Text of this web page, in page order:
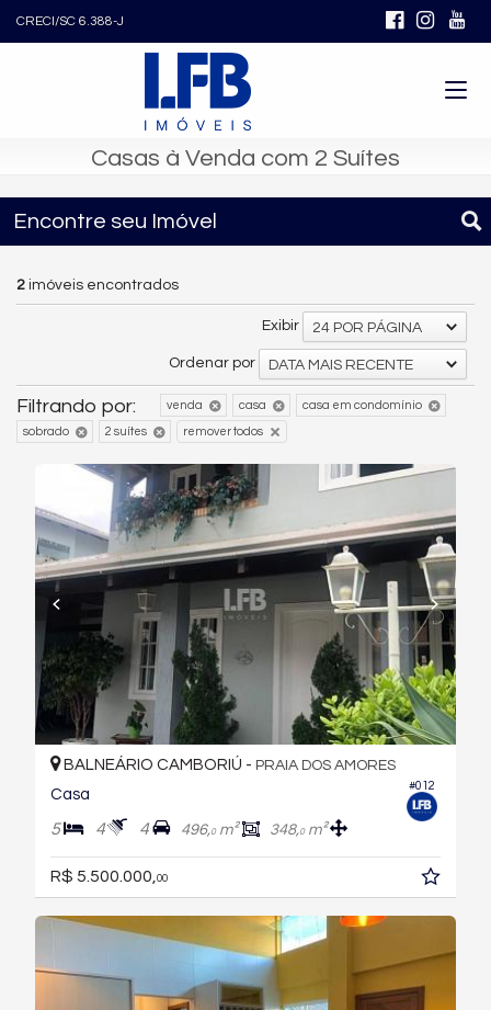
CRECI/SC 6.388-J
Casas à Venda com 2 Suítes
Encontre seu Imóvel
2 imóveis encontrados
Exibir 24 POR PÁGINA
Ordenar por DATA MAIS RECENTE
Filtrando por: venda casa casa em condomínio
sobrado 2 suítes remover todos
#012
BALNEÁRIO CAMBORIÚ - PRAIA DOS AMORES
Casa
5 4 4 496,0m² 348,0m²
R$ 5.500.000, 00